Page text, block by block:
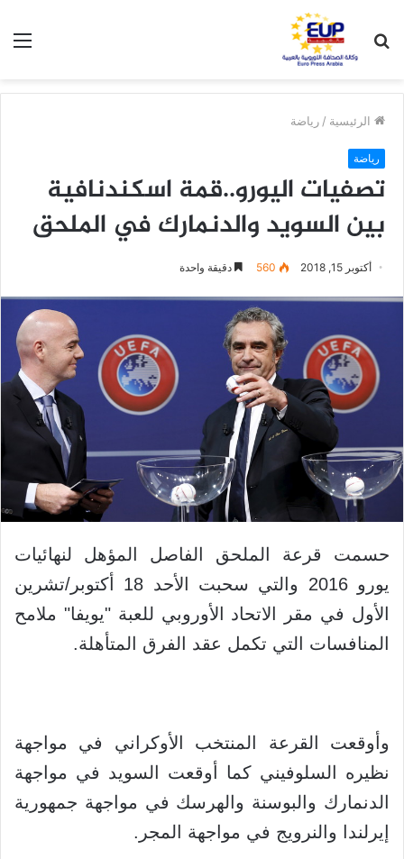
عن
الرئيسية / رياضة
رياضة
تصفيات اليورو..قمة اسكندنافية
بين السويد والدنمارك في الملحق
أكتوبر 15, 2018 560 دقيقة واحدة
حسمت قرعة الملحق الفاصل المؤهل لنهائيات
يورو 2016 والتي سحبت الأحد 18 أكتوبر/تشرين
الأول في مقر الاتحاد الأوروبي للعبة "يويفا" ملامح
المنافسات التي تكمل عقد الفرق المتأهلة.
وأوقعت القرعة المنتخب الأوكراني في مواجهة
نظيره السلوفيني كما أوقعت السويد في مواجهة
الدنمارك والبوسنة والهرسك في مواجهة جمهورية
إيرلندا والنرويج في مواجهة المجر.